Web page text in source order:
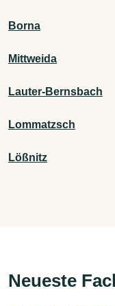
Borna
Mittweida
Lauter-Bernsbach
Lommatzsch
Lößnitz
Neueste